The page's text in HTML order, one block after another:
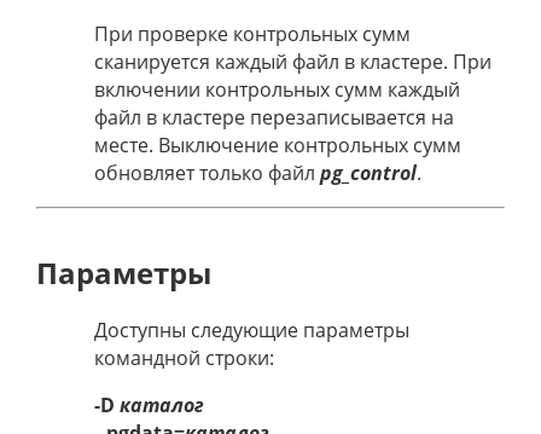
При проверке контрольных сумм
сканируется каждый файл в кластере. При
включении контрольных сумм каждый
файл в кластере перезаписывается на
месте. Выключение контрольных сумм
обновляет только файл pg_control.
Параметры
Доступны следующие параметры
командной строки:
-D каталог